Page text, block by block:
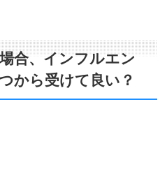
合、インフルエン
から受けて良い？